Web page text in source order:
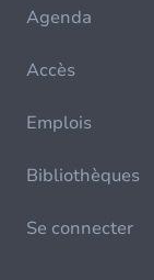
Agenda
Accès
Emplois
Bibliothèques
Se connecter